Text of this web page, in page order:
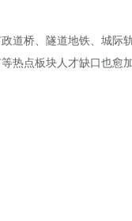
道桥、隧道地铁、城际
热点板块人才缺口也愈加